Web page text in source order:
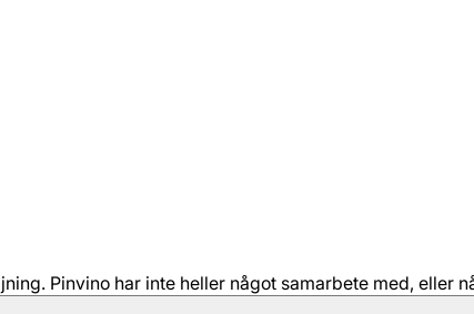
Pinvino har inte heller något samarbete med, eller